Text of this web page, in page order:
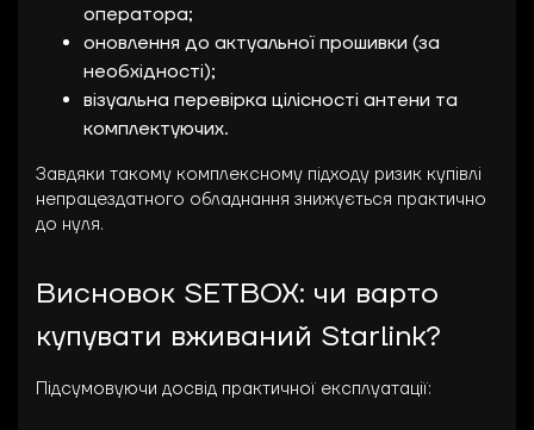
оператора;
оновлення до актуальної прошивки (за
необхідності);
візуальна перевірка цілісності антени та
комплектуючих.
Завдяки такому комплексному підходу ризик купівлі
непрацездатного обладнання знижується практично
до нуля.
Висновок SETBOX: чи варто
купувати вживаний Starlink?
Підсумовуючи досвід практичної експлуатації: